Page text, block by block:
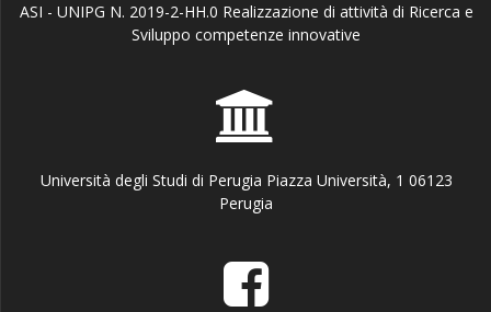
ASI - UNIPG N. 2019-2-HH.0 Realizzazione di attività di Ricerca e
Sviluppo competenze innovative
Università degli Studi di Perugia Piazza Università, 1 06123
Perugia